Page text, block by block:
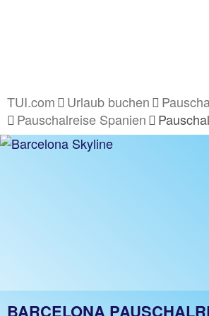
TUI.com Urlaub buchen
Pauschalreise Spanien
BARCELONA